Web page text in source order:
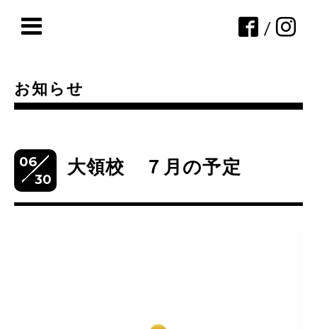
/
お知らせ
06
30
大領校 ７月の予定